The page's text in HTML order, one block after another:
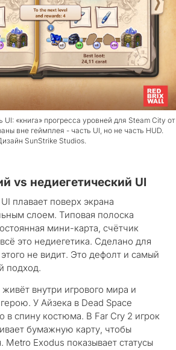
UI: «книга» прогресса уровней для Steam City от
вне геймплея - часть UI, но не часть HUD.
SunStrike Studios.
vs недиегетический UI
плавает поверх экрана
слоем. Типовая полоска
мини-карта, счётчик
это недиегетика. Сделано для
не видит. Это дефолт и самый
подход.
внутри игрового мира и
У Айзека в Dead Space
в спину костюма. В Far Cry 2 игрок
бумажную карту, чтобы
Metro Exodus показывает статусы